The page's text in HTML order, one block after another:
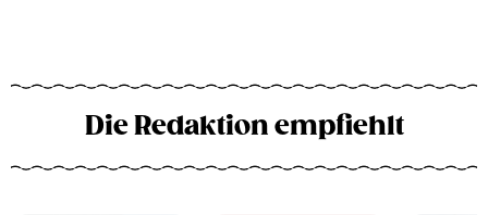
Die Redaktion empfiehlt